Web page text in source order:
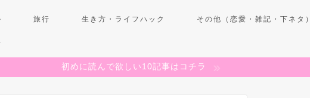
旅行 生き方・ライフハック その他（恋愛・雑記・下ネタ）
初めに読んで欲しい10記事はコチラ